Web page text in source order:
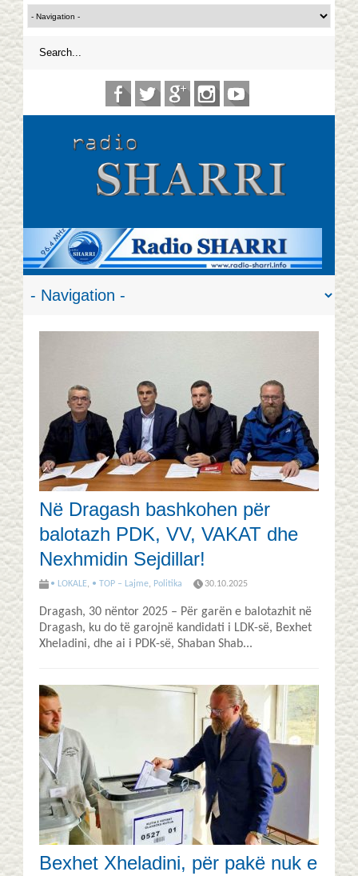
Në Dragash bashkohen për
balotazh PDK, VV, VAKAT dhe
Nexhmidin Sejdillar!
• LOKALE, • TOP – Lajme, Politika 30.10.2025
Dragash, 30 nëntor 2025 – Për garën e balotazhit në
Dragash, ku do të garojnë kandidati i LDK-së, Bexhet
Xheladini, dhe ai i PDK-së, Shaban Shab...
Bexhet Xheladini, për pakë nuk e